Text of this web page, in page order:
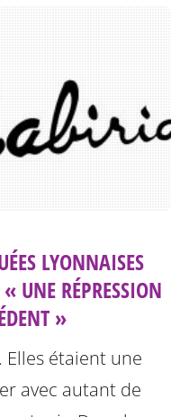
LYONNAISES
UNE RÉPRESSION
»
Elles étaient une
avec autant de